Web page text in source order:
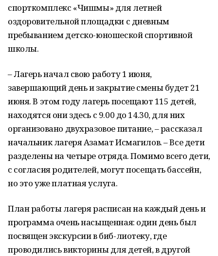
спорткомплекс «Чишмы» для летней
оздоровительной площадки с дневным
пребыванием детско-юношеской спортивной
школы.
– Лагерь начал свою работу 1 июня,
завершающий день и закрытие смены будет 21
июня. В этом году лагерь посещают 115 детей,
находятся они здесь с 9.00 до 14.30, для них
организовано двухразовое питание, – рассказал
начальник лагеря Азамат Исмагилов. – Все дети
разделены на четыре отряда. Помимо всего дети,
с согласия родителей, могут посещать бассейн,
но это уже платная услуга.
План работы лагеря расписан на каждый день и
программа очень насыщенная: один день был
посвящен экскурсии в биб-лиотеку, где
проводились викторины для детей, в другой